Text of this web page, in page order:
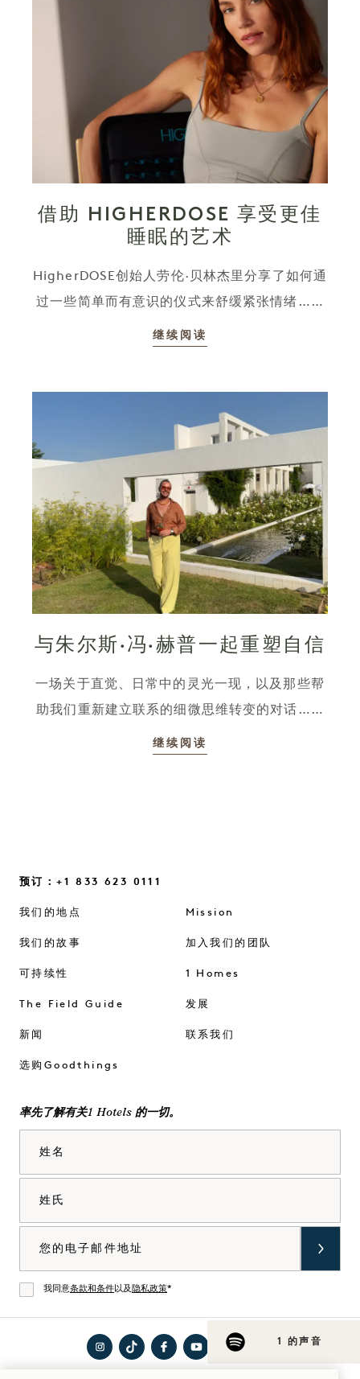
借助 HIGHERDOSE 享受更佳
睡眠的艺术
HigherDOSE创始人劳伦·贝林杰里分享了如何通
过一些简单而有意识的仪式来舒缓紧张情绪……
继续阅读
与朱尔斯·冯·赫普一起重塑自信
一场关于直觉、日常中的灵光一现，以及那些帮
助我们重新建立联系的细微思维转变的对话……
继续阅读
1 的声音
预订：+1 833 623 0111
我们的地点
我们的故事
可持续性
The Field Guide
新闻
选购Goodthings
Mission
加入我们的团队
1 Homes
发展
联系我们
率先了解有关1 Hotels 的一切。
同意
我同意条款和条件以及 隐私政策*